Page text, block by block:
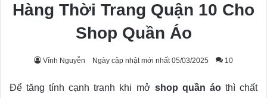
Hàng Thời Trang Quận 10 Cho
Shop Quần Áo
Vĩnh Nguyễn Ngày cập nhật mới nhất 05/03/2025 10
Để tăng tính cạnh tranh khi mở shop quần áothì chất